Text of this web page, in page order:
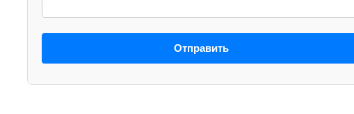
Отправить